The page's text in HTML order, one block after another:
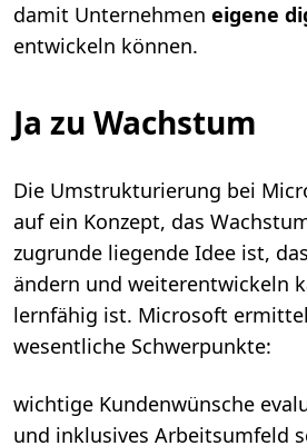
damit Unternehmen eigene
entwickeln können.
Ja zu Wachstum
Die Umstrukturierung bei
auf ein Konzept, das
zugrunde liegende Idee ist,
ändern und weiterentwickeln
lernfähig ist. Microsoft
wesentliche Schwerpunkte:
wichtige Kundenwünsche
und inklusives Arbeitsumfeld